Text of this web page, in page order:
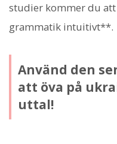
studier kommer du
grammatik intuitivt**.
Använd den
att öva på
uttal!